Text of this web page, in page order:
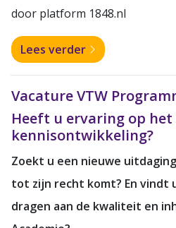
door platform 1848.nl
Lees verder
Vacature VTW
Heeft u ervaring op het
kennisontwikkeling?
Zoekt u een nieuwe
tot zijn recht komt? En vindt
dragen aan de kwaliteit en